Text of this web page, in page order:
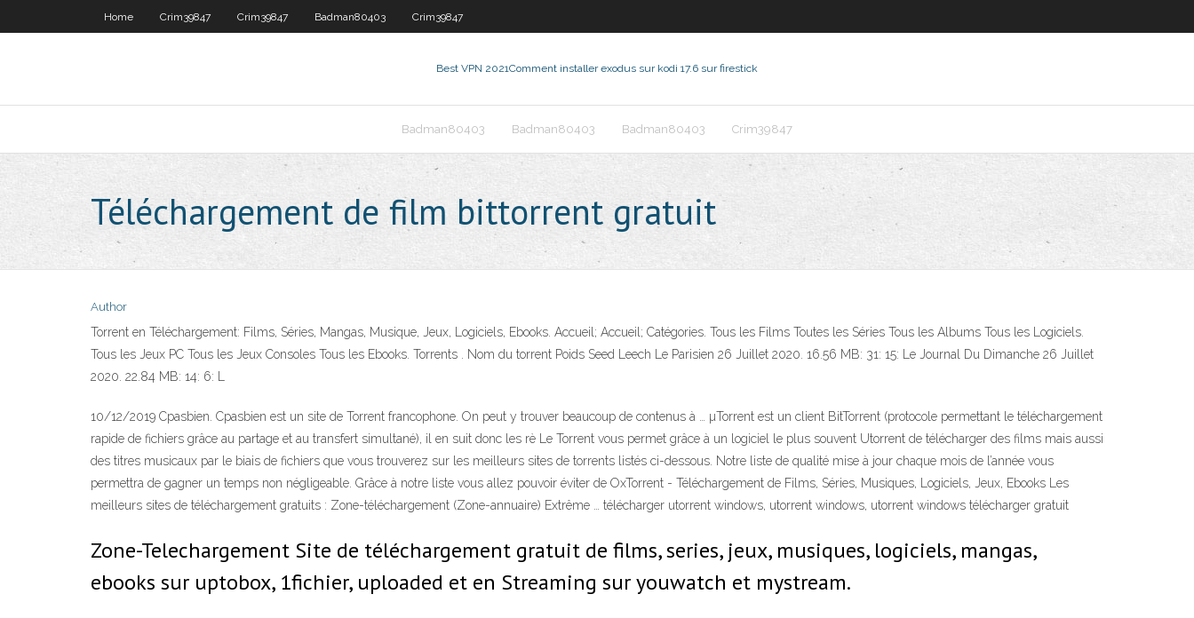
Home Crim39847 Crim39847 Badman80403 Crim39847
Best VPN 2021Comment installer exodus sur kodi 17.6 sur firestick
Badman80403 Badman80403 Badman80403 Crim39847
Téléchargement de film bittorrent gratuit
Author
Torrent en Téléchargement: Films, Séries, Mangas, Musique, Jeux, Logiciels, Ebooks. Accueil; Accueil; Catégories. Tous les Films Toutes les Séries Tous les Albums Tous les Logiciels.
Tous les Jeux PC Tous les Jeux Consoles Tous les Ebooks. Torrents . Nom du torrent Poids Seed Leech Le Parisien 26 Juillet 2020. 16.56 MB: 31: 15: Le Journal Du Dimanche 26 Juillet
2020. 22.84 MB: 14: 6: L
10/12/2019 Cpasbien. Cpasbien est un site de Torrent francophone. On peut y trouver beaucoup de contenus à … µTorrent est un client BitTorrent (protocole permettant le téléchargement
rapide de fichiers grâce au partage et au transfert simultané), il en suit donc les rè Le Torrent vous permet grâce à un logiciel le plus souvent Utorrent de télécharger des films mais aussi
des titres musicaux par le biais de fichiers que vous trouverez sur les meilleurs sites de torrents listés ci-dessous. Notre liste de qualité mise à jour chaque mois de l’année vous
permettra de gagner un temps non négligeable. Grâce à notre liste vous allez pouvoir éviter de OxTorrent - Téléchargement de Films, Séries, Musiques, Logiciels, Jeux, Ebooks Les
meilleurs sites de téléchargement gratuits : Zone-téléchargement (Zone-annuaire) Extrême … télécharger utorrent windows, utorrent windows, utorrent windows télécharger gratuit
Zone-Telechargement Site de téléchargement gratuit de films, series, jeux, musiques, logiciels, mangas,
ebooks sur uptobox, 1fichier, uploaded et en Streaming sur youwatch et mystream.